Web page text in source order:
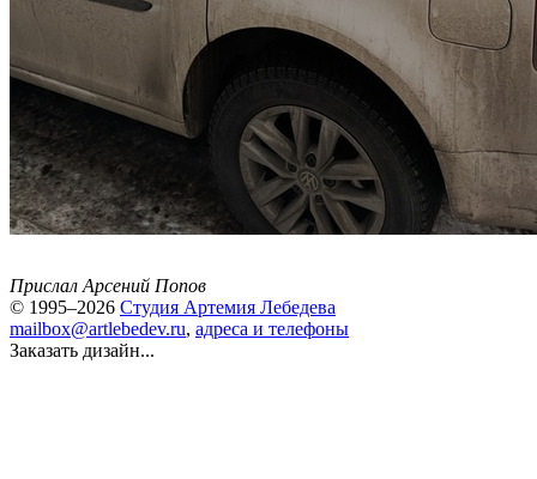
Прислал Арсений Попов
© 1995–2026 Студия Артемия Лебедева
mailbox@artlebedev.ru, адреса и телефоны
Заказать дизайн...